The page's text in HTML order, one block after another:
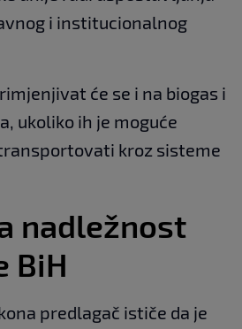
i institucionalnog
će se i na biogas i
ukoliko ih je moguće
kroz sisteme
nadležnost
BiH
predlagač ističe da je